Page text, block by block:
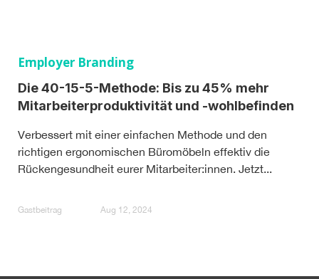
Employer Branding
Die 40-15-5-Methode: Bis zu 45% mehr
Mitarbeiterproduktivität und -wohlbefinden
Verbessert mit einer einfachen Methode und den
richtigen ergonomischen Büromöbeln effektiv die
Rückengesundheit eurer Mitarbeiter:innen. Jetzt...
Gastbeitrag Aug 12, 2024